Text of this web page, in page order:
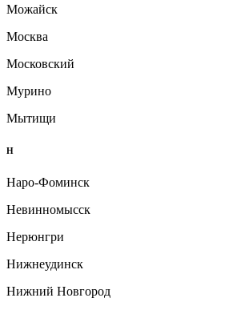
Можайск
Москва
Московский
Мурино
Мытищи
Н
Наро-Фоминск
Невинномысск
Нерюнгри
Нижнеудинск
Нижний Новгород